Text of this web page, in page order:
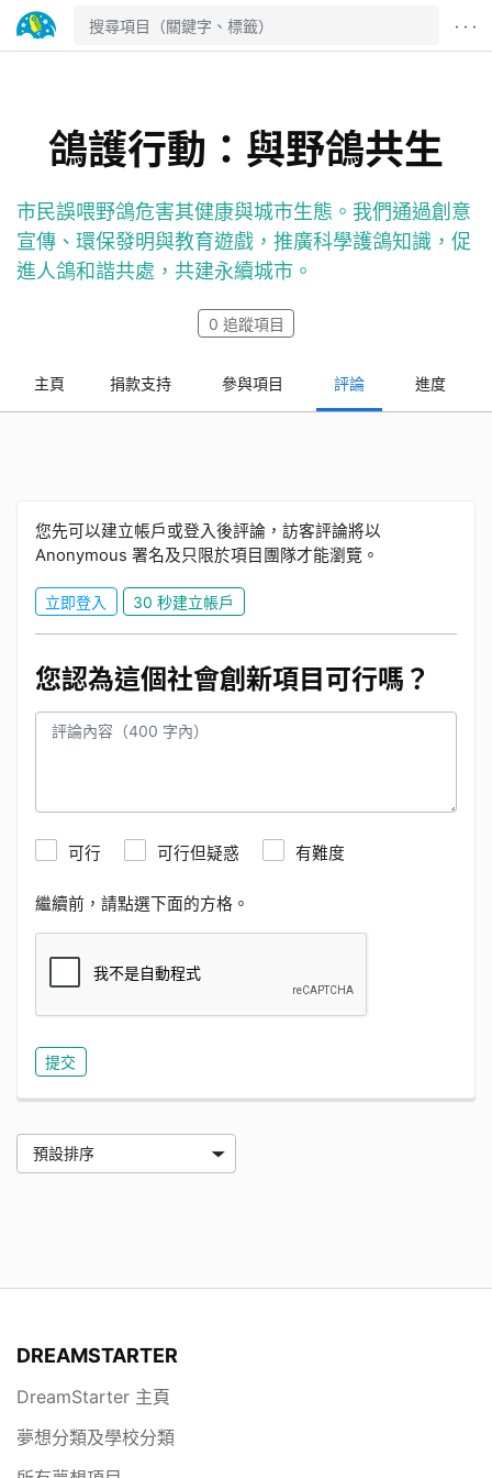
· · ·
鴿護行動：與野鴿共生
市民誤喂野鴿危害其健康與城市生態。我們通過創意
宣傳、環保發明與教育遊戲，推廣科學護鴿知識，促
進人鴿和諧共處，共建永續城市。
0 追蹤項目
主頁 捐款支持 參與項目 評論 進度
您先可以建立帳戶或登入後評論，訪客評論將以
Anonymous 署名及只限於項目團隊才能瀏覽。
立即登入 30 秒建立帳戶
您認為這個社會創新項目可行嗎？
可行 可行但疑惑 有難度
繼續前，請點選下面的方格。
DREAMSTARTER
DreamStarter 主頁
夢想分類及學校分類